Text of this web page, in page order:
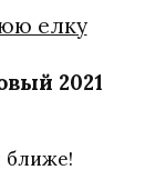
2021
ближе!